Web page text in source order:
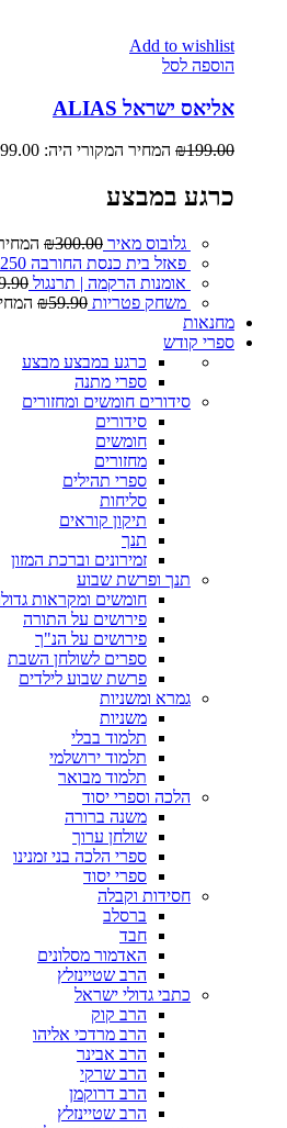
Add to wishlist
הוספה לסל
אליאס ישראל ALIAS
₪199.00 המחיר המקורי היה: ₪199.00.
כרגע במבצע
גלובוס מאיר ₪300.00 המחיר
פאזל בית כנסת החורבה 250 חלקים
אומנות הרקמה | תרנגול
משחק פטריות
₪59.90 המחיר
מחנאות
ספרי קודש
כרגע במבצע מבצע
ספרי מתנה
סידורים חומשים ומחזורים
סידורים
חומשים
מחזורים
ספרי תהילים
סליחות
תיקון קוראים
תנך
זמירונים וברכת המזון
תנך ופרשת שבוע
חומשים ומקראות
פירושים על התורה
פירושים על הנ"ך
ספרים לשולחן השבת
פרשת שבוע לילדים
גמרא ומשניות
משניות
תלמוד בבלי
תלמוד ירושלמי
תלמוד מבואר
הלכה וספרי יסוד
משנה ברורה
שולחן ערוך
ספרי הלכה בני זמנינו
ספרי יסוד
חסידות וקבלה
ברסלב
חבד
האדמור מסלונים
הרב שטיינזלץ
כתבי גדולי ישראל
הרב קוק
הרב מרדכי אליהו
הרב אבינר
הרב שרקי
הרב דרוקמן
הרב שטיינזלץ